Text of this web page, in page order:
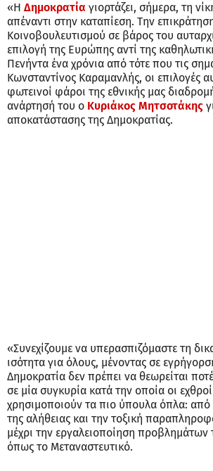
«Η Δημοκρατία γιορτάζει, σήμερα, τη
απέναντι στην καταπίεση. Την
Κοινοβουλευτισμού σε βάρος του
επιλογή της Ευρώπης αντί της
Πενήντα ένα χρόνια από τότε που τις
Κωνσταντίνος Καραμανλής, οι επιλογές
φωτεινοί φάροι της εθνικής μας
ανάρτησή του ο Κυριάκος Μητσοτάκης
αποκατάστασης της Δημοκρατίας.
«Συνεχίζουμε να υπερασπιζόμαστε τη
ισότητα για όλους, μένοντας σε
Δημοκρατία δεν πρέπει να θεωρείται
σε μία συγκυρία κατά την οποία οι
χρησιμοποιούν τα πιο ύπουλα όπλα:
της αλήθειας και την τοξική
μέχρι την εργαλειοποίηση προβλημάτων
όπως το Μεταναστευτικό.